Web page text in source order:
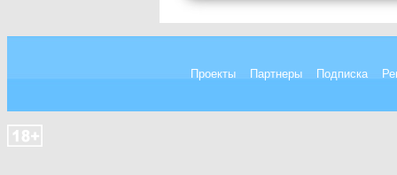
Проекты Партнеры Подписка